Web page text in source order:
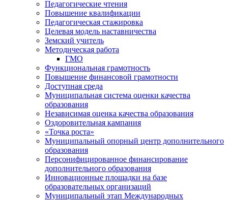
Педагогические чтения
Повышение квалификации
Педагогическая стажировка
Целевая модель наставничества
Земский учитель
Методическая работа
ГМО
Функциональная грамотность
Повышение финансовой грамотности
Доступная среда
Муниципальная система оценки качества
образования
Независимая оценка качества образования
Оздоровительная кампания
«Точка роста»
Муниципальный опорный центр дополнительного
образования
Персонифицированное финансирование
дополнительного образования
Инновационные площадки на базе
образовательных организаций
Муниципальный этап Международных